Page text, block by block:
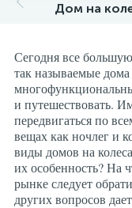
Дом на
Сегодня все
так называемые
и путешествовать.
передвигаться по
вещах как ночлег и
виды домов на
их особенность? На
рынке следует
других вопросов
Ремонт подвески
Ремонт агрегатов
Кузовные работы
Плановое Т.О.
Отзывы о компании
Обзоры
Рейтинг
Технологии
Фильтр
Фильтр
Фильтр
Фильтр